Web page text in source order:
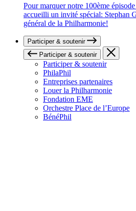
Pour marquer notre 100ème
accueilli un invité spécial: Stephan
général de la Philharmonie!
Participer & soutenir
Participer & soutenir
Participer & soutenir
PhilaPhil
Entreprises partenaires
Louer la Philharmonie
Fondation EME
Orchestre Place de l’Europe
BénéPhil